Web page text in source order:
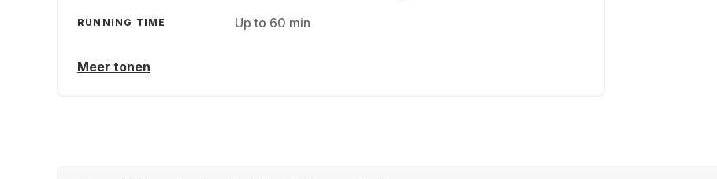
RUNNING TIME Up to 60 min
Meer tonen